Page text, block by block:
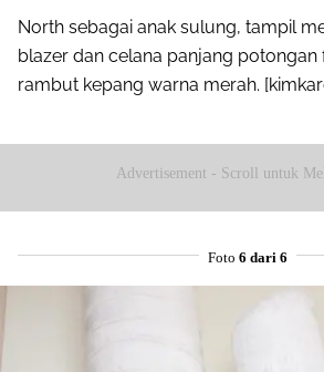
North sebagai anak sulung, tampil
blazer dan celana panjang potongan
rambut kepang warna merah.
Advertisement - Scroll untuk
Foto 6 dari 6